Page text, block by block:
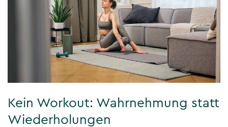
Kein Workout: Wahrnehmung statt
Wiederholungen